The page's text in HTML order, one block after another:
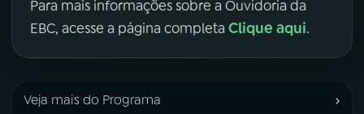
Para mais informações sobre a Ouvidoria da
EBC, acesse a página completa Clique aqui.
Veja mais do Programa ›